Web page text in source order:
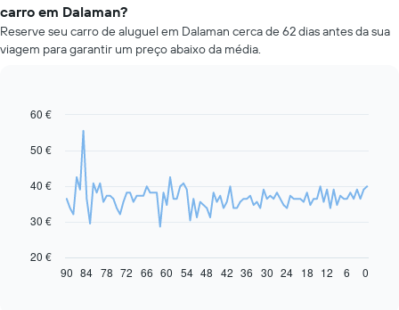
carro em Dalaman?
Reserve seu carro de aluguel em Dalaman cerca de 62 dias antes da sua
viagem para garantir um preço abaixo da média.
Line
91
points.
O
seguinte
apresenta
Chart
20 €
30 €
40 €
50 €
60 €
90 84 78 72 66 60 54 48 42 36 30 24 18 12 6 0